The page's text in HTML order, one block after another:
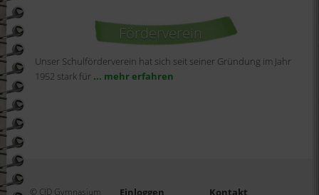
Förderverein
Unser Schulförderverein hat sich seit seiner Gründung im Jahr
1952 stark für ... mehr erfahren
© CJD Gymnasium Einloggen Kontakt